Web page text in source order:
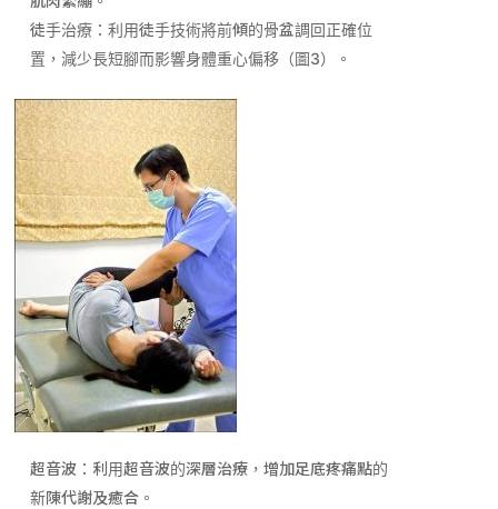
徒手治療：利用徒手技術將前傾的骨盆調回正確位
置，減少長短腳而影響身體重心偏移（圖3）。
超音波：利用超音波的深層治療，增加足底疼痛點的
新陳代謝及癒合。